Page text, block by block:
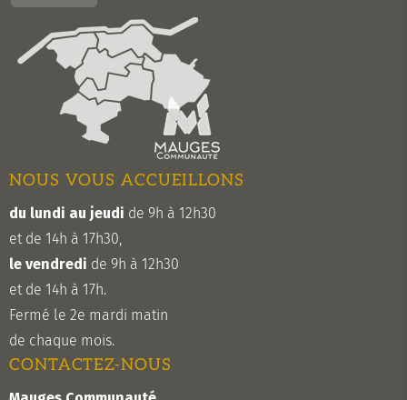
NOUS VOUS ACCUEILLONS
du lundi au jeudi de 9h à 12h30
et de 14h à 17h30,
le vendredi de 9h à 12h30
et de 14h à 17h.
Fermé le 2e mardi matin
de chaque mois.
CONTACTEZ-NOUS